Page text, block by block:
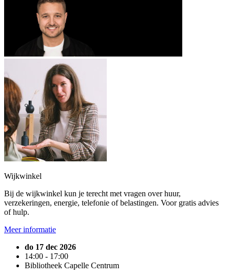
Wijkwinkel
Bij de wijkwinkel kun je terecht met vragen over huur,
verzekeringen, energie, telefonie of belastingen. Voor gratis advies
of hulp.
Meer informatie
do 17 dec 2026
14:00 - 17:00
Bibliotheek Capelle Centrum